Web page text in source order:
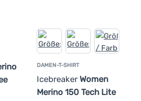
DAMEN-T-SHIRT
Icebreaker Women
Merino 150 Tech Lite